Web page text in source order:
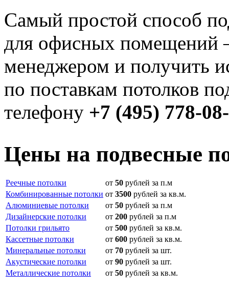
Самый простой способ
для офисных помещений
менеджером и получить
по поставкам потолков
телефону +7 (495) 778-
Цены на подвесные
Реечные потолки от 50 рублей за п.м
Комбинированные потолки от 3500 рублей за кв.м.
Алюминиевые потолки
от 50 рублей за п.м
Дизайнерские потолки
от 200 рублей за п.м
Потолки грильято
от 500 рублей за кв.м.
Кассетные потолки
от 600 рублей за кв.м.
Минеральные потолки
от 70 рублей за шт.
Акустические потолки
от 90 рублей за шт.
Металлические потолки
от 50 рублей за кв.м.